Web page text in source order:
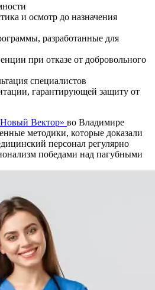
и осмотр до назначения
разработанные для
при отказе от добровольного
специалистов
гарантирующей защиту от
Вектор» во Владимире
методики, которые доказали
персонал регулярно
победами над пагубными